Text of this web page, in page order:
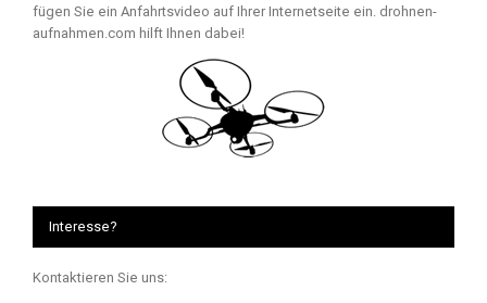
fügen Sie ein Anfahrtsvideo auf Ihrer Internetseite ein. drohnen-
aufnahmen.com hilft Ihnen dabei!
Interesse?
Kontaktieren Sie uns: